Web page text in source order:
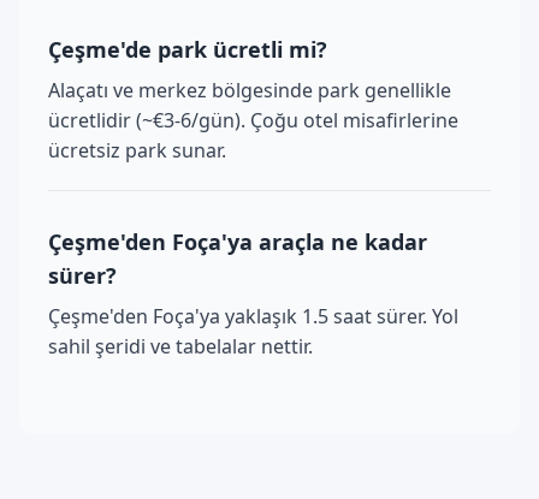
Çeşme'de park ücretli mi?
Alaçatı ve merkez bölgesinde park genellikle
ücretlidir (~€3-6/gün). Çoğu otel misafirlerine
ücretsiz park sunar.
Çeşme'den Foça'ya araçla ne kadar
sürer?
Çeşme'den Foça'ya yaklaşık 1.5 saat sürer. Yol
sahil şeridi ve tabelalar nettir.